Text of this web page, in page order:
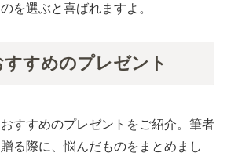
を選ぶと喜ばれますよ。
すめのプレゼント
すすめのプレゼントをご紹介。筆者
る際に、悩んだものをまとめまし